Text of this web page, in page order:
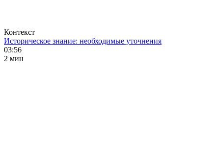
Контекст
Историческое знание: необходимые уточнения
03:56
2 мин